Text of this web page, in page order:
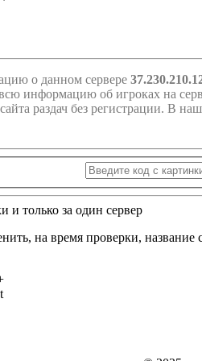
о данном сервере
информацию об игроках на
сайта раздач без
и только за один сервер
на время проверки,